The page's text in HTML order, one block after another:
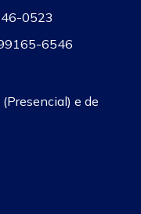
0523
6546
e de